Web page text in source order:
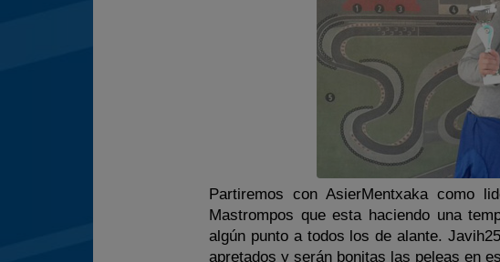
Partiremos con AsierMentxaka como
Mastrompos que esta haciendo una
algún punto a todos los de alante.
apretados y serán bonitas las peleas en